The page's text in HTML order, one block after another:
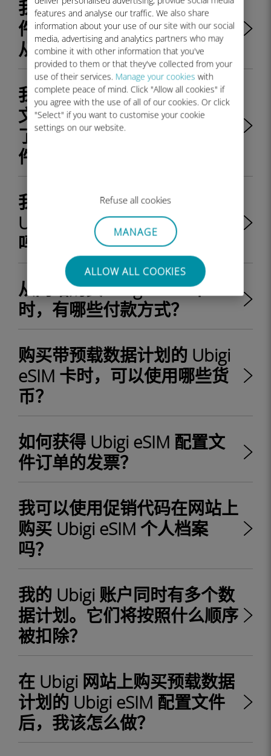
features and analyse our traffic. We also share
information about your use of our site with our social
media, advertising and analytics partners who may
combine it with other information that you've
provided to them or that they've collected from your
use of their services. Manage your cookies with
complete peace of mind. Click "Allow all cookies" if
you agree with the use of all of our cookies. Or click
"Select" if you want to customise your cookie
settings on our website.
Refuse all cookies
MANAGE
ALLOW ALL COOKIES
我订购的 Ubigi eSIM 配置文
件中包含的数据计划的有效期
从何时开始？
我买了一个 Ubigi eSIM 配置
文件，但我的手机被 simlock
了，无法安装 eSIM 配置文
件。我该怎么办？
我可以使用推荐优惠代码在
Ubigi 网站上购买 eSIM 卡
吗？
从网站购买 Ubigi eSIM 卡
时，有哪些付款方式？
购买带预载数据计划的 Ubigi
eSIM 卡时，可以使用哪些货
币？
如何获得 Ubigi eSIM 配置文
件订单的发票？
我可以使用促销代码在网站上
购买 Ubigi eSIM 个人档案
吗？
我的 Ubigi 账户同时有多个数
据计划。它们将按照什么顺序
被扣除？
在 Ubigi 网站上购买预载数据
计划的 Ubigi eSIM 配置文件
后，我该怎么做？